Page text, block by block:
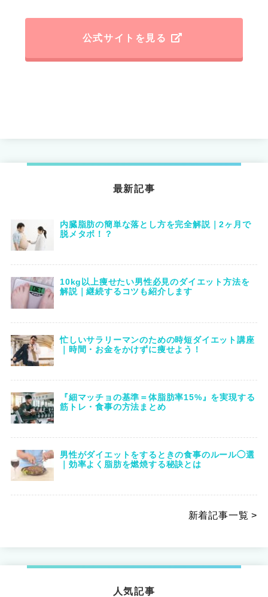
公式サイトを見る
最新記事
内臓脂肪の簡単な落とし方を完全解説｜2ヶ月で
脱メタボ！？
10kg以上痩せたい男性必見のダイエット方法を
解説｜継続するコツも紹介します
忙しいサラリーマンのための時短ダイエット講座
｜時間・お金をかけずに痩せよう！
『細マッチョの基準＝体脂肪率15%』を実現する
筋トレ・食事の方法まとめ
男性がダイエットをするときの食事のルール◯選
｜効率よく脂肪を燃焼する秘訣とは
新着記事一覧 >
人気記事